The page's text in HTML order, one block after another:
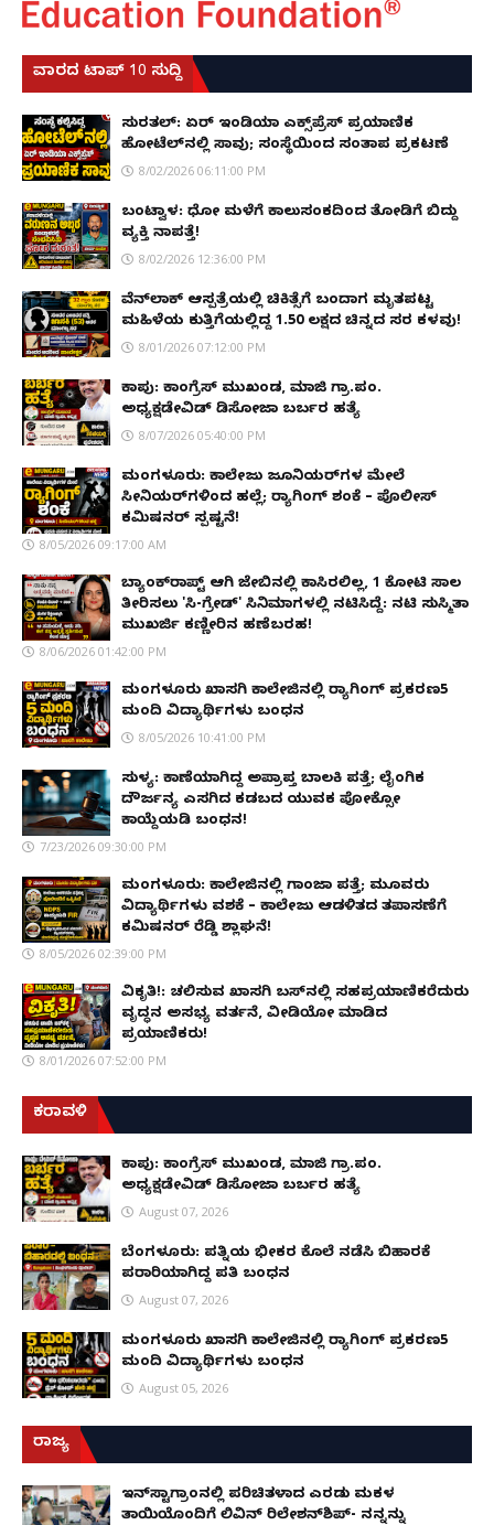
ವಾರದ ಟಾಪ್ 10 ಸುದ್ದಿ
ಸುರತ್ಕಲ್: ಏರ್ ಇಂಡಿಯಾ ಎಕ್ಸ್‌ಪ್ರೆಸ್ ಪ್ರಯಾಣಿಕ
ಹೋಟೆಲ್‌ನಲ್ಲಿ ಸಾವು; ಸಂಸ್ಥೆಯಿಂದ ಸಂತಾಪ ಪ್ರಕಟಣೆ
8/02/2026 06:11:00 PM
ಬಂಟ್ವಾಳ: ಧೋ ಮಳೆಗೆ ಕಾಲುಸಂಕದಿಂದ ತೋಡಿಗೆ ಬಿದ್ದು
ವ್ಯಕ್ತಿ ನಾಪತ್ತೆ!
8/02/2026 12:36:00 PM
ವೆನ್‌ಲಾಕ್ ಆಸ್ಪತ್ರೆಯಲ್ಲಿ ಚಿಕಿತ್ಸೆಗೆ ಬಂದಾಗ ಮೃತಪಟ್ಟ
ಮಹಿಳೆಯ ಕುತ್ತಿಗೆಯಲ್ಲಿದ್ದ ₹1.50 ಲಕ್ಷದ ಚಿನ್ನದ ಸರ ಕಳವು!
8/01/2026 07:12:00 PM
ಕಾಪು: ಕಾಂಗ್ರೆಸ್ ಮುಖಂಡ, ಮಾಜಿ ಗ್ರಾ.ಪಂ.
ಅಧ್ಯಕ್ಷಡೇವಿಡ್ ಡಿಸೋಜಾ ಬರ್ಬರ ಹತ್ಯೆ
8/07/2026 05:40:00 PM
ಮಂಗಳೂರು: ಕಾಲೇಜು ಜೂನಿಯರ್‌ಗಳ ಮೇಲೆ
ಸೀನಿಯರ್‌ಗಳಿಂದ ಹಲ್ಲೆ; ರ‌್ಯಾಗಿಂಗ್ ಶಂಕೆ – ಪೊಲೀಸ್
ಕಮಿಷನರ್ ಸ್ಪಷ್ಟನೆ!
8/05/2026 09:17:00 AM
ಬ್ಯಾಂಕ್‌ರಾಪ್ಟ್‌ ಆಗಿ ಜೇಬಿನಲ್ಲಿ ಕಾಸಿರಲಿಲ್ಲ, ₹1 ಕೋಟಿ ಸಾಲ
ತೀರಿಸಲು 'ಸಿ-ಗ್ರೇಡ್' ಸಿನಿಮಾಗಳಲ್ಲಿ ನಟಿಸಿದ್ದೆ: ನಟಿ ಸುಸ್ಮಿತಾ
ಮುಖರ್ಜಿ ಕಣ್ಣೀರಿನ ಹಣೆಬರಹ!
8/06/2026 01:42:00 PM
ಮಂಗಳೂರು ಖಾಸಗಿ ಕಾಲೇಜಿನಲ್ಲಿ ರ‌್ಯಾಗಿಂಗ್ ಪ್ರಕರಣ5
ಮಂದಿ ವಿದ್ಯಾರ್ಥಿಗಳು ಬಂಧನ
8/05/2026 10:41:00 PM
ಸುಳ್ಯ: ಕಾಣೆಯಾಗಿದ್ದ ಅಪ್ರಾಪ್ತ ಬಾಲಕಿ ಪತ್ತೆ; ಲೈಂಗಿಕ
ದೌರ್ಜನ್ಯ ಎಸಗಿದ ಕಡಬದ ಯುವಕ ಪೋಕ್ಸೋ
ಕಾಯ್ದೆಯಡಿ ಬಂಧನ!
7/23/2026 09:30:00 PM
ಮಂಗಳೂರು: ಕಾಲೇಜಿನಲ್ಲಿ ಗಾಂಜಾ ಪತ್ತೆ; ಮೂವರು
ವಿದ್ಯಾರ್ಥಿಗಳು ವಶಕ್ಕೆ – ಕಾಲೇಜು ಆಡಳಿತದ ತಪಾಸಣೆಗೆ
ಕಮಿಷನರ್ ರೆಡ್ಡಿ ಶ್ಲಾಘನೆ!
8/05/2026 02:39:00 PM
ವಿಕೃತಿ!: ಚಲಿಸುವ ಖಾಸಗಿ ಬಸ್‌ನಲ್ಲಿ ಸಹಪ್ರಯಾಣಿಕರೆದುರು
ವೃದ್ಧನ ಅಸಭ್ಯ ವರ್ತನೆ, ವೀಡಿಯೋ ಮಾಡಿದ
ಪ್ರಯಾಣಿಕರು!
8/01/2026 07:52:00 PM
ಕರಾವಳಿ
ಕಾಪು: ಕಾಂಗ್ರೆಸ್ ಮುಖಂಡ, ಮಾಜಿ ಗ್ರಾ.ಪಂ.
ಅಧ್ಯಕ್ಷಡೇವಿಡ್ ಡಿಸೋಜಾ ಬರ್ಬರ ಹತ್ಯೆ
August 07, 2026
ಬೆಂಗಳೂರು: ಪತ್ನಿಯ ಭೀಕರ ಕೊಲೆ ನಡೆಸಿ ಬಿಹಾರಕ್ಕೆ
ಪರಾರಿಯಾಗಿದ್ದ ಪತಿ ಬಂಧನ
August 07, 2026
ಮಂಗಳೂರು ಖಾಸಗಿ ಕಾಲೇಜಿನಲ್ಲಿ ರ‌್ಯಾಗಿಂಗ್ ಪ್ರಕರಣ5
ಮಂದಿ ವಿದ್ಯಾರ್ಥಿಗಳು ಬಂಧನ
August 05, 2026
ರಾಜ್ಯ
ಇನ್​ಸ್ಟಾಗ್ರಾಂನಲ್ಲಿ ಪರಿಚಿತಳಾದ ಎರಡು ಮಕ್ಕಳ
ತಾಯಿಯೊಂದಿಗೆ ಲಿವಿನ್ ರಿಲೇಶನ್​ಶಿಪ್- ನನ್ನನ್ನು